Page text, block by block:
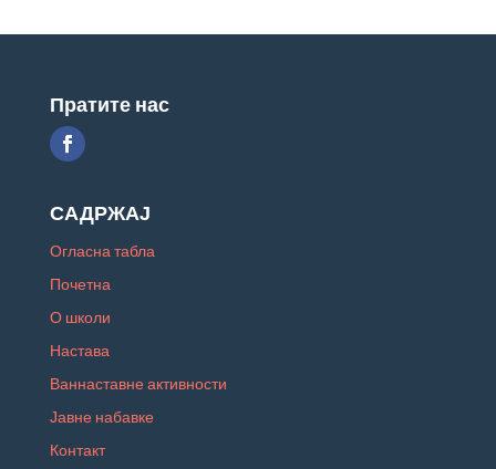
Пратите нас
САДРЖАЈ
Огласна табла
Почетна
О школи
Настава
Ваннаставне активности
Јавне набавке
Контакт